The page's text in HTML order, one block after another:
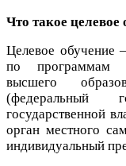
Что такое целевое
Целевое обучение
по программам
высшего
(федеральный
государственной
орган местного
индивидуальный